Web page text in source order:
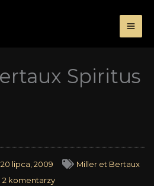
Spiritus
20 lipca, 2009
Miller et Bertaux
2 komentarzy